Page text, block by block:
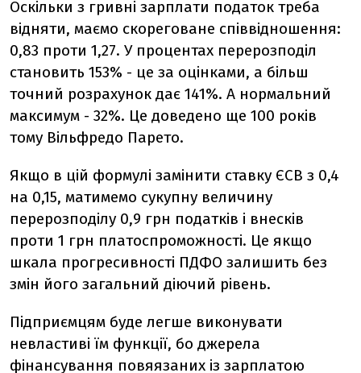
Оскільки з гривні зарплати податок треба
відняти, маємо скореговане співвідношення:
0,83 проти 1,27. У процентах перерозподіл
становить 153% - це за оцінками, а більш
точний розрахунок дає 141%. А нормальний
максимум - 32%. Це доведено ще 100 років
тому Вільфредо Парето.
Якщо в цій формулі замінити ставку ЄСВ з 0,4
на 0,15, матимемо сукупну величину
перерозподілу 0,9 грн податків і внесків
проти 1 грн платоспроможності. Це якщо
шкала прогресивності ПДФО залишить без
змін його загальний діючий рівень.
Підприємцям буде легше виконувати
невластиві їм функції, бо джерела
фінансування повяязаних із зарплатою